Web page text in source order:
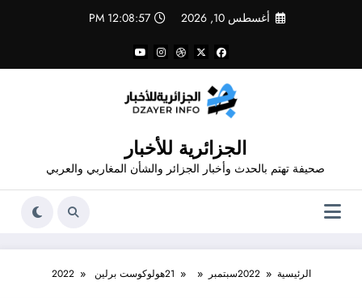
أغسطس 10, 2026 12:08:57 PM
الجزائرية للأخبار
صحيفة تهتم بالحدث وأخبار الجزائر والشأن المغاربي والعربي
الرئيسية 2022سبتمبر 21هولوكوست برلين 2022